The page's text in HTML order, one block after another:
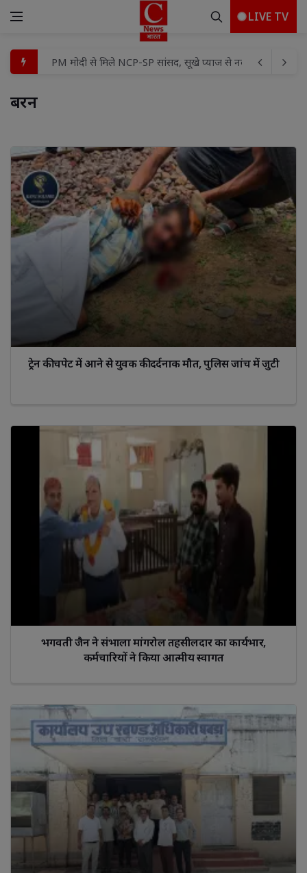
LIVE TV
JPSC परीक्षा अनियमितता पर बड़ा एक्शन, पूर्व अध्यक्ष एल. खियांग्ते
दुर्गाबाड़ी में आयोजन पर धार्मिक मर्यादा के सवाल, अमित गुप्ता ने
प्रकृति संरक्षण की ओर नई पहल : दुधली विद्यालय में सीडबॉल एवं
डेकॉन सोलर सिस्टम का सभासद अमित राय ने फीता काटकर किया
तिरंगे के रंग में रंगा गोरखपुर! CM योगी ने निकाली भव्य तिरंगा यात्रा
नेचुरल ग्लो के लिए डाइट में जरूर शामिल करें ये फल
PM मोदी से मिले NCP-SP सांसद, सूखे प्याज से नदी प्रदूषण तक उठे
बरन
ट्रेन की चपेट में आने से युवक की दर्दनाक मौत, पुलिस जांच में जुटी
भगवती जैन ने संभाला मांगरोल तहसीलदार का कार्यभार,
कर्मचारियों ने किया आत्मीय स्वागत